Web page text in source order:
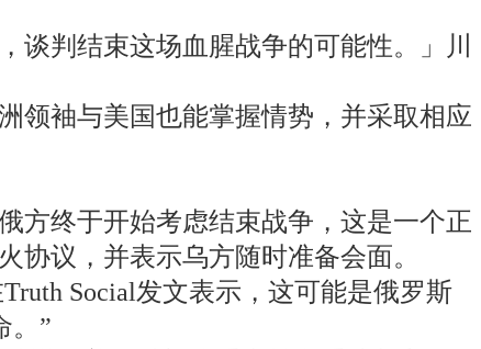
谈判结束这场血腥战争的可能性。」川
领袖与美国也能掌握情势，并采取相应
方终于开始考虑结束战争，这是一个正
议，并表示乌方随时准备会面。
Social发文表示，这可能是俄罗斯
。”